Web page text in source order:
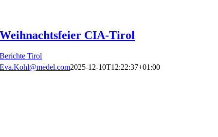
Weihnachtsfeier CIA-Tirol
Berichte Tirol
Eva.Kohl@medel.com2025-12-10T12:22:37+01:00